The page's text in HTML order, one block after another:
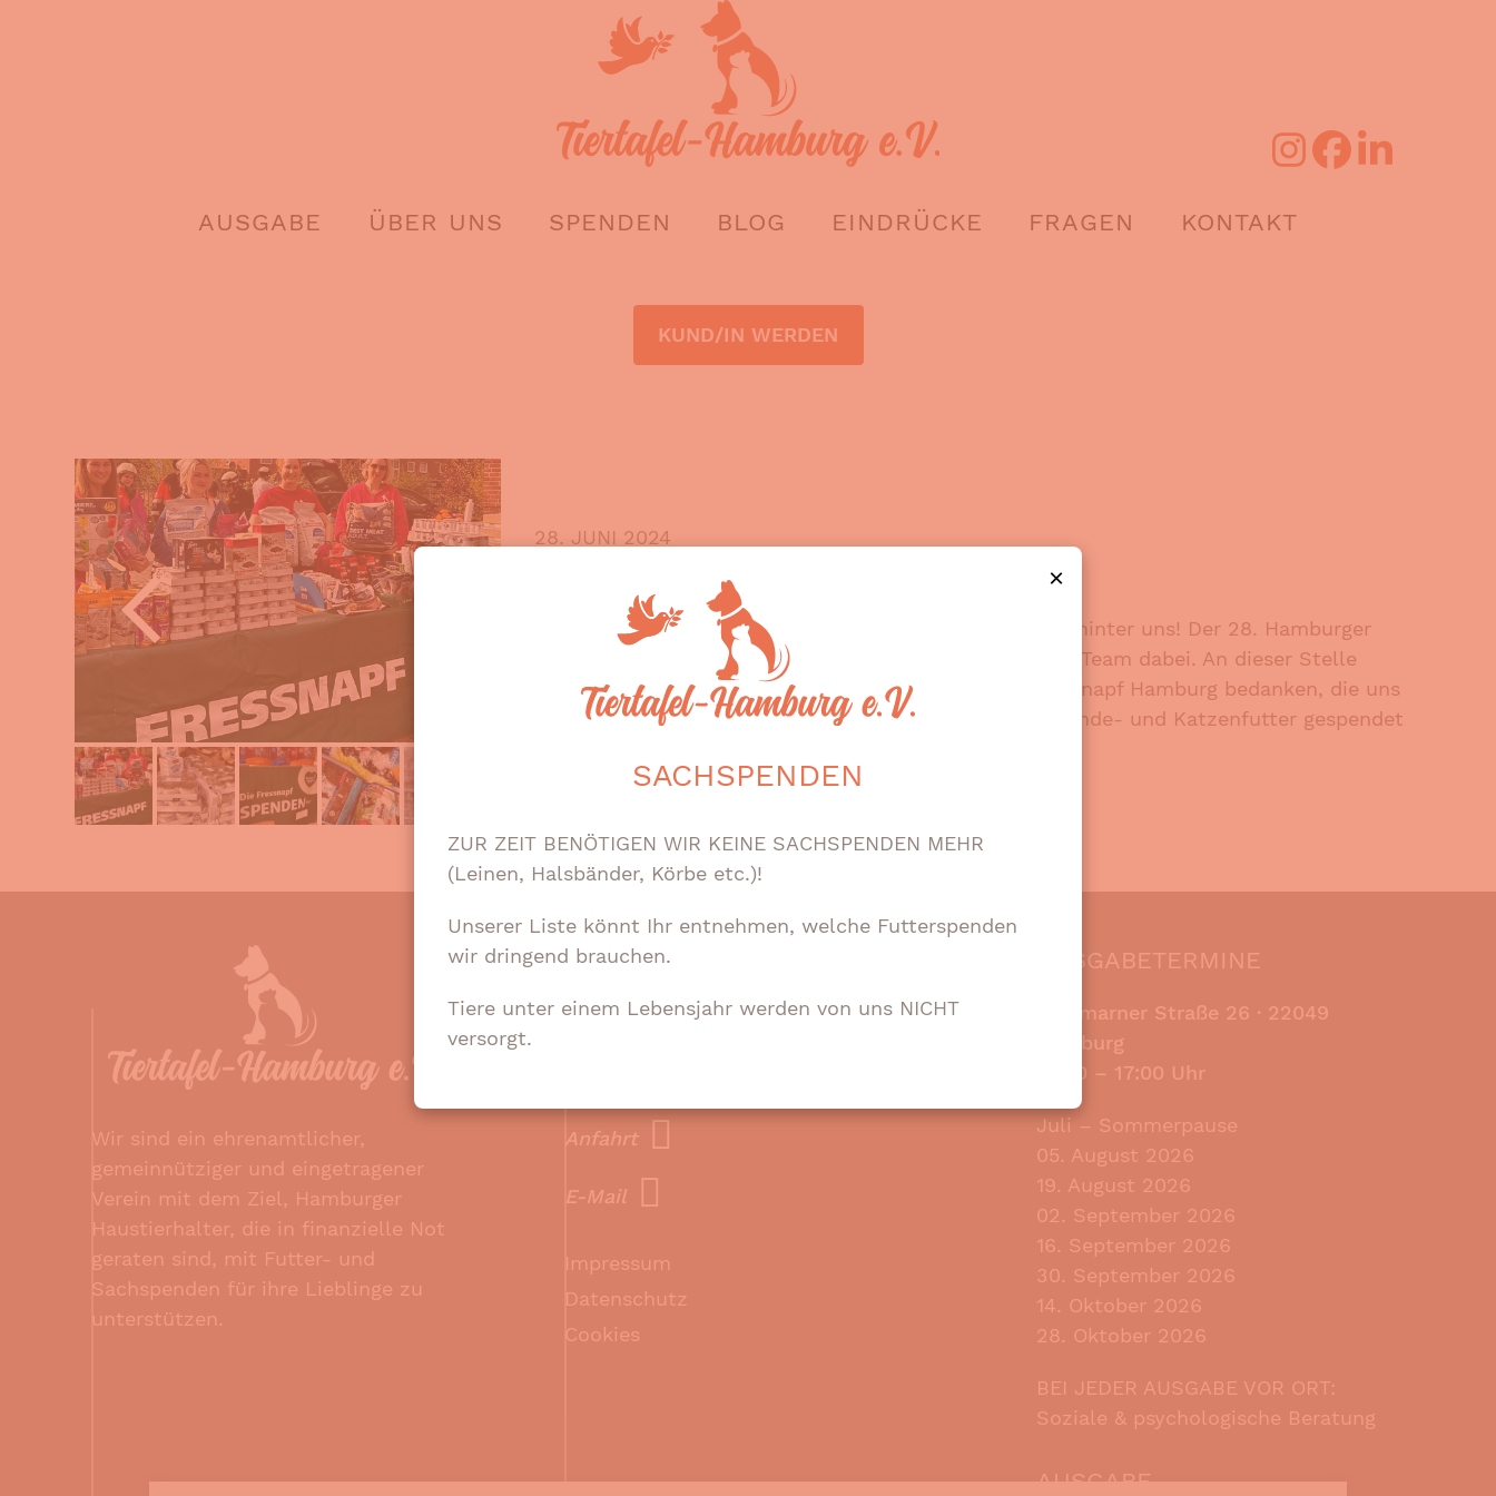
AUSGABE ÜBER UNS SPENDEN BLOG EINDRÜCKE FRAGEN KONTAKT
KUND/IN WERDEN
previous
slide
next
28. JUNI 2024
Ein anstrengender, aber zugleich wunderbarer Tag liegt hinter uns! Der 28. Hamburger
Wohlfühlmorgen fand statt und wir waren mit unserem Team dabei. An dieser Stelle
möchten wir uns für besondere Unterstützung bei Fressnapf Hamburg bedanken, die uns
vier wahnsinnig tolle und voll gepackte Paletten mit Hunde- und Katzenfutter gespendet
Wir sind ein ehrenamtlicher,
gemeinnütziger und eingetragener
Verein mit dem Ziel, Hamburger
Haustierhalter, die in finanzielle Not
geraten sind, mit Futter- und
Sachspenden für ihre Lieblinge zu
unterstützen.
KONTAKT
TIERTAFEL HAMBURG e.V.
Anfahrt
E-Mail
Impressum
Datenschutz
Cookies
AUSGABETERMINE
Stormarner Straße 26 · 22049
Hamburg
13:00 – 17:00 Uhr
Juli – Sommerpause
05. August 2026
19. August 2026
02. September 2026
16. September 2026
30. September 2026
14. Oktober 2026
28. Oktober 2026
BEI JEDER AUSGABE VOR ORT:
Soziale & psychologische Beratung
AUSGABE
×
SACHSPENDEN
ZUR ZEIT BENÖTIGEN WIR KEINE SACHSPENDEN MEHR
(Leinen, Halsbänder, Körbe etc.)!
Unserer Liste könnt Ihr entnehmen, welche Futterspenden
wir dringend brauchen.
Tiere unter einem Lebensjahr werden von uns NICHT
versorgt.